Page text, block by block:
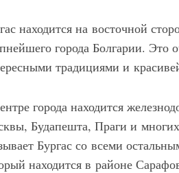
находится на восточной
города Болгарии.
традициями и
города находится
Будапешта, Праги и многих
Бургас со всеми
находится в районе